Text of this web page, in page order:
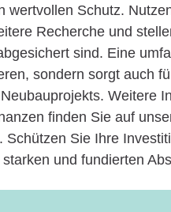
wertvollen Schutz.
Recherche und
sind. Eine
sondern sorgt auch
Weitere
finden Sie auf
Sie Ihre
und fundierten